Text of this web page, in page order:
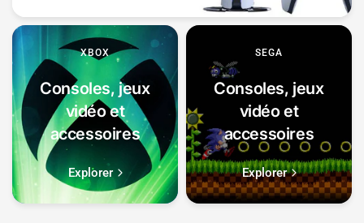
XBOX
Consoles, jeux
vidéo et
accessoires
Explorer
SEGA
Consoles, jeux
vidéo et
accessoires
Explorer